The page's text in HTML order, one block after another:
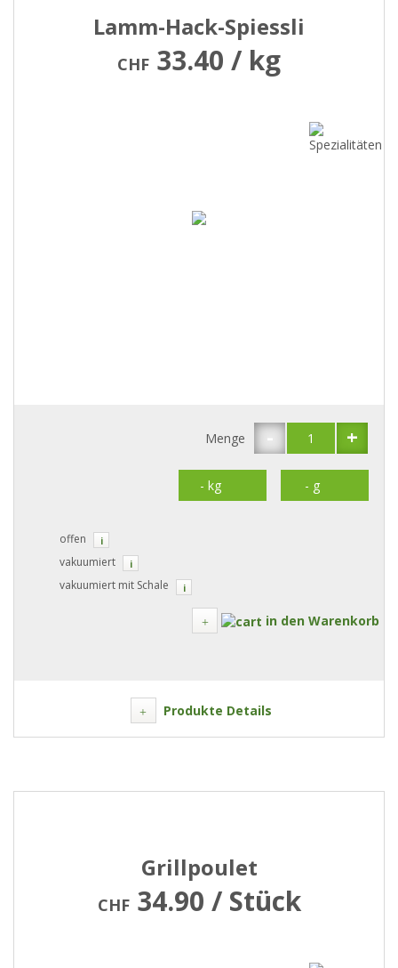
Lamm-Hack-Spiessli
CHF 33.40 / kg
Produkte Details
- +
Menge
offen i
vakuumiert i
vakuumiert mit Schale i
in den Warenkorb
Grillpoulet
CHF34.90 / Stück